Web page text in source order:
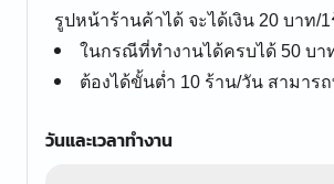
รูปหน้าร้านค้าได้ จะได้เงิน 20 บาท/
ในกรณีที่ทำงานได้ครบได้ 50 บา
ต้องได้ขั้นต่ำ 10 ร้าน/วัน สามาร
วันและเวลาทำงาน